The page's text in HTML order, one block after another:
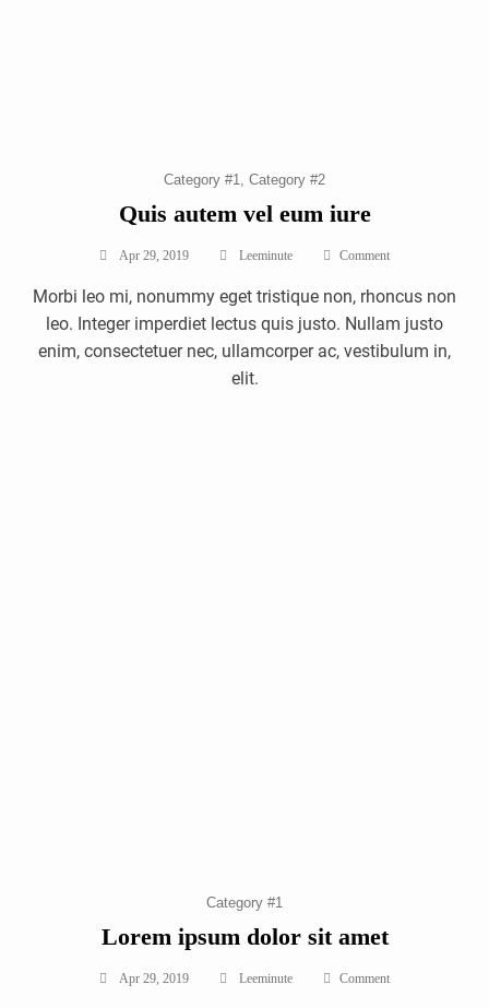
Category #1 Category #2
Quis autem vel eum iure
Apr 29, 2019 Leeminute CommentOn
Autem
Eum
Iure
Morbi leo mi, nonummy eget tristique non, rhoncus non
leo. Integer imperdiet lectus quis justo. Nullam justo
enim, consectetuer nec, ullamcorper ac, vestibulum in,
elit.
Category #1
Lorem ipsum dolor sit amet
Apr 29, 2019 Leeminute CommentOn